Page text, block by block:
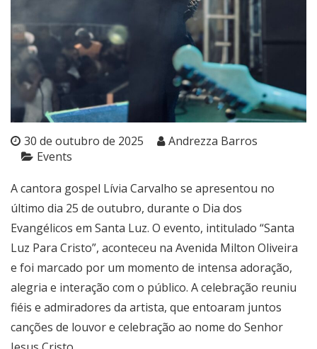
30 de outubro de 2025
Andrezza Barros
Events
A cantora gospel Lívia Carvalho se apresentou no
último dia 25 de outubro, durante o Dia dos
Evangélicos em Santa Luz. O evento, intitulado “Santa
Luz Para Cristo”, aconteceu na Avenida Milton Oliveira
e foi marcado por um momento de intensa adoração,
alegria e interação com o público. A celebração reuniu
fiéis e admiradores da artista, que entoaram juntos
canções de louvor e celebração ao nome do Senhor